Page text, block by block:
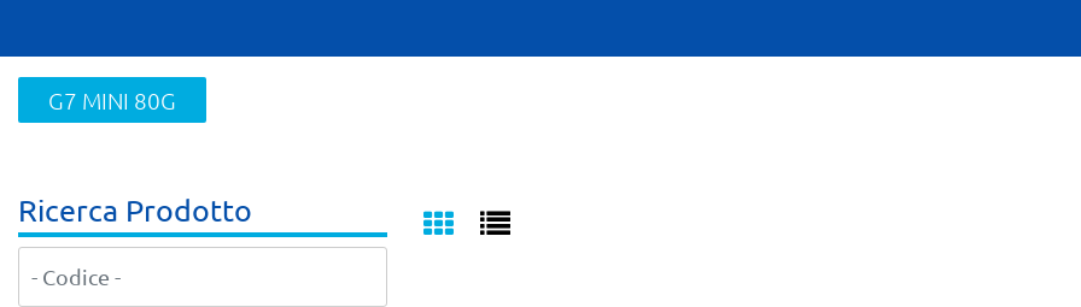
G7 MINI 80G
Ricerca Prodotto